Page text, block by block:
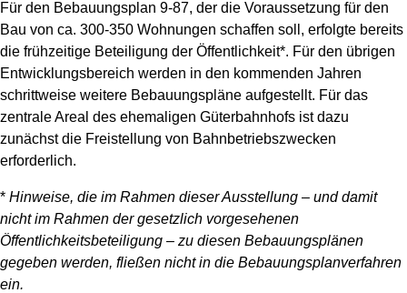
Für den Bebauungsplan 9-87, der die Voraussetzung für den
Bau von ca. 300-350 Wohnungen schaffen soll, erfolgte bereits
die frühzeitige Beteiligung der Öffentlichkeit*. Für den übrigen
Entwicklungsbereich werden in den kommenden Jahren
schrittweise weitere Bebauungspläne aufgestellt. Für das
zentrale Areal des ehemaligen Güterbahnhofs ist dazu
zunächst die Freistellung von Bahnbetriebszwecken
erforderlich.
* Hinweise, die im Rahmen dieser Ausstellung – und damit
nicht im Rahmen der gesetzlich vorgesehenen
Öffentlichkeitsbeteiligung – zu diesen Bebauungsplänen
gegeben werden, fließen nicht in die Bebauungsplanverfahren
ein.